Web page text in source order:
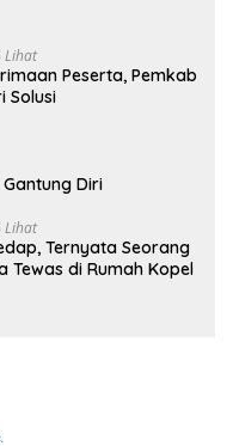
Lihat
Peserta, Pemkab
Solusi
Diri
Lihat
Ternyata Seorang
Tewas di Rumah Kopel